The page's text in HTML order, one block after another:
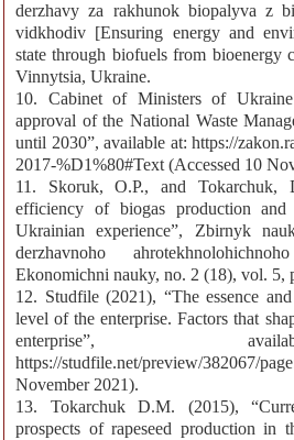
derzhavy za rakhunok biopalyva z
vidkhodiv [Ensuring energy and
state through biofuels from bioenergy
Vinnytsia, Ukraine.
10. Cabinet of Ministers of
approval of the National Waste
until 2030”, available at: https://
2017-%D1%80#Text (Accessed 10
11. Skoruk, O.P., and Tokarchuk,
efficiency of biogas production
Ukrainian experience”, Zbirnyk
derzhavnoho
Ekonomichni nauky, no. 2 (18), vol. 5,
12. Studfile (2021), “The essence
level of the enterprise. Factors that
enterprise”,
https://studfile.net/preview/
November 2021).
13. Tokarchuk D.M. (2015),
prospects of rapeseed production